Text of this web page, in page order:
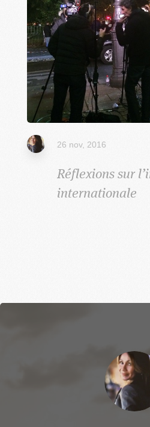
26 nov, 2016
Réflexions sur
internationale